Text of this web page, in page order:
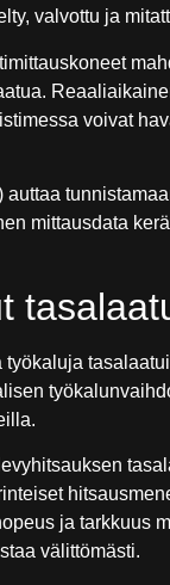
valvottu ja
voivat
mittausdata
ja tarkkuus
välittömästi.